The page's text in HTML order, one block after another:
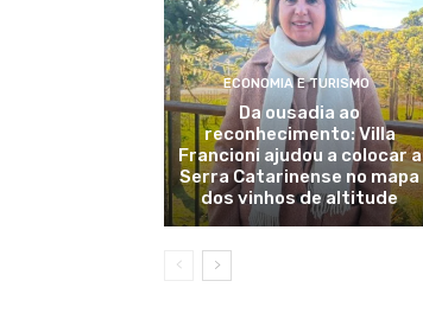
ECONOMIA E TURISMO
Da ousadia ao
reconhecimento: Villa
Francioni ajudou a colocar a
Serra Catarinense no mapa
dos vinhos de altitude